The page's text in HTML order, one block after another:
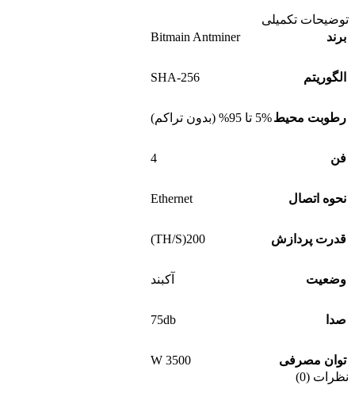
توضیحات تکمیلی
برند
Bitmain Antminer
الگوریتم SHA-256
رطوبت محیط5% تا 95% (بدون تراکم)
فن 4
نحوه اتصال Ethernet
قدرت پردازش 200(TH/S)
وضعیت آکبند
صدا 75db
توان مصرفی
3500 W
نظرات (0)